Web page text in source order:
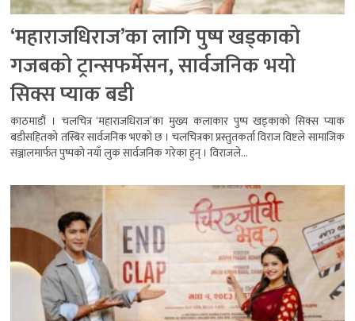
‘महाराजधिराज’का लागि पुष्प खड्काको
गजबको ट्रान्सफर्मेसन, सार्वजनिक भयो
सिक्स प्याक बडी
काठमाडौं । चलचित्र ‘महाराजधिराज’का मुख्य कलाकार पुष्प खड्काको सिक्स प्याक
बडीसहितको तस्बिर सार्वजनिक भएको छ । चलचित्रका प्रस्तुतकर्ता विराज विष्टले सामाजिक
सञ्जालमार्फत पुष्पको नयाँ लुक सार्वजनिक गरेका हुन् । विराजले...